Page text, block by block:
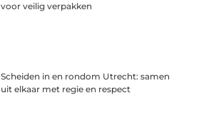
voor veilig verpakken
Scheiden in en rondom Utrecht: samen
uit elkaar met regie en respect